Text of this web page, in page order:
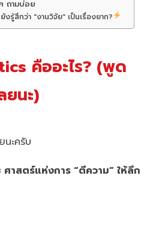
ถามบ่อย
งรู้สึกว่า "งานวิจัย" เป็นเรื่องยาก?
คืออะไร? (พูด
ยนะ)
นะครับ
าสตร์แห่งการ “ตีความ” ให้ลึก